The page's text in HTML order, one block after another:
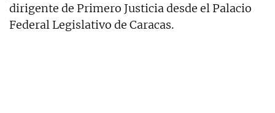
dirigente de Primero Justicia desde el Palacio
Federal Legislativo de Caracas.